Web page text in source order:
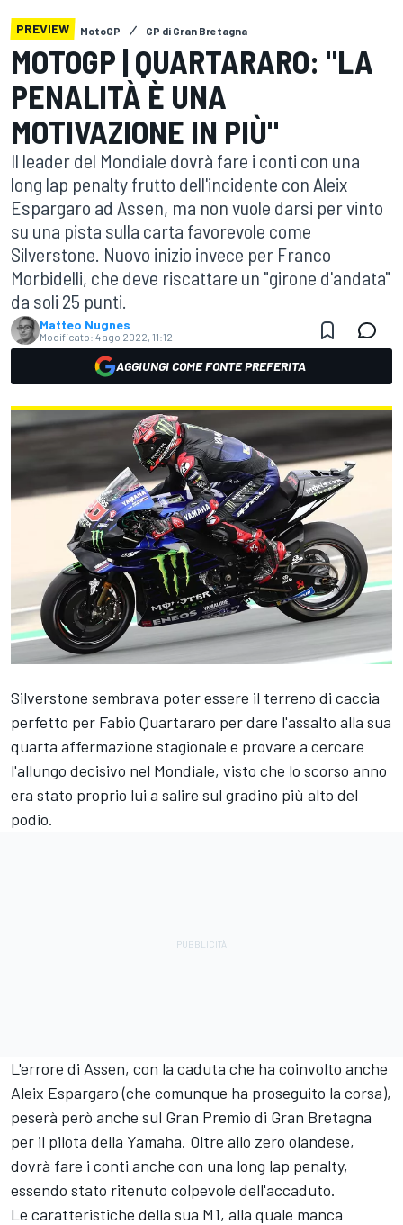
PREVIEW MotoGP GP di Gran Bretagna
MOTOGP | QUARTARARO: "LA
PENALITÀ È UNA
MOTIVAZIONE IN PIÙ"
Il leader del Mondiale dovrà fare i conti con una
long lap penalty frutto dell'incidente con Aleix
Espargaro ad Assen, ma non vuole darsi per vinto
su una pista sulla carta favorevole come
Silverstone. Nuovo inizio invece per Franco
Morbidelli, che deve riscattare un "girone d'andata"
da soli 25 punti.
Matteo Nugnes
Modificato: 4 ago 2022, 11:12
AGGIUNGI COME FONTE PREFERITA
Silverstone sembrava poter essere il terreno di caccia
perfetto per Fabio Quartararo per dare l'assalto alla sua
quarta affermazione stagionale e provare a cercare
l'allungo decisivo nel Mondiale, visto che lo scorso anno
era stato proprio lui a salire sul gradino più alto del
podio.
L'errore di Assen, con la caduta che ha coinvolto anche
Aleix Espargaro(che comunque ha proseguito la corsa),
peserà però anche sul Gran Premio di Gran Bretagna
per il pilota della Yamaha. Oltre allo zero olandese,
dovrà fare i conti anche con una long lap penalty,
essendo stato ritenuto colpevole dell'accaduto.
Le caratteristiche della sua M1, alla quale manca